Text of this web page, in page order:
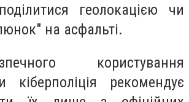
геолокацією чи
на асфальті.
користування
кіберполіція рекомендує